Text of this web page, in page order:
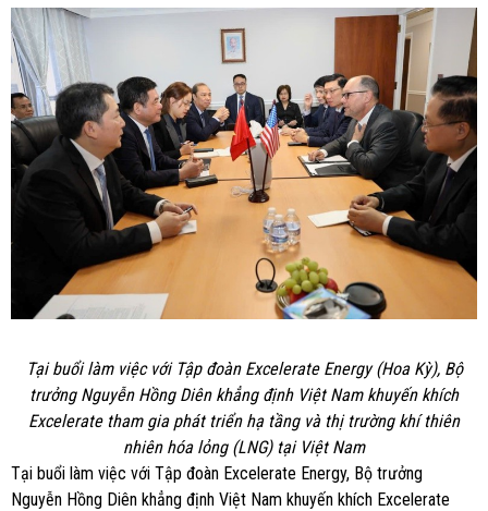
Tại buổi làm việc với Tập đoàn Excelerate Energy (Hoa Kỳ), Bộ
trưởng Nguyễn Hồng Diên khẳng định Việt Nam khuyến khích
Excelerate tham gia phát triển hạ tầng và thị trường khí thiên
nhiên hóa lỏng (LNG) tại Việt Nam
Tại buổi làm việc với Tập đoàn Excelerate Energy, Bộ trưởng
Nguyễn Hồng Diên khẳng định Việt Nam khuyến khích Excelerate